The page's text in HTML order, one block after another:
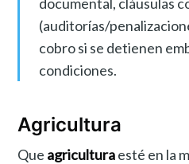
(auditorías/
cobro si se detienen
condiciones.
Agricultura
Que agriculturaesté en la